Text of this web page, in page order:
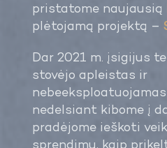
pristatome naujausią
plėtojamą projektą –
Dar 2021 m. įsigijus
stovėjo apleistas ir
nedelsiant kibome į
pradėjome ieškoti